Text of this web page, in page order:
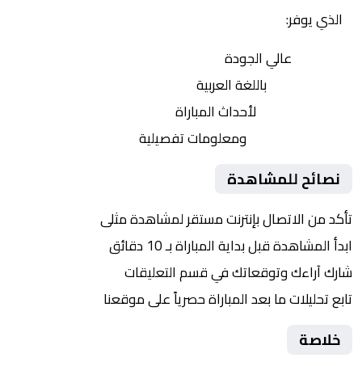
الذي يوفر:
عالي الجودة
باللغة العربية
لأحداث المباراة
ومعلومات تفصيلية
نصائح للمشاهدة
تأكد من الاتصال بإنترنت مستقر لمشاهدة مثلى
ابدأ المشاهدة قبل بداية المباراة بـ 10 دقائق
شارك آراءك وتوقعاتك في قسم التعليقات
تابع تحليلات ما بعد المباراة حصرياً على موقعنا
خلاصة